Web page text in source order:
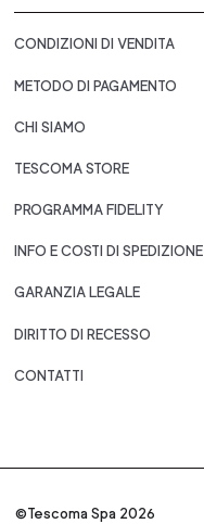
CONDIZIONI DI VENDITA
METODO DI PAGAMENTO
CHI SIAMO
TESCOMA STORE
PROGRAMMA FIDELITY
INFO E COSTI DI SPEDIZIONE
GARANZIA LEGALE
DIRITTO DI RECESSO
CONTATTI
©Tescoma Spa 2026